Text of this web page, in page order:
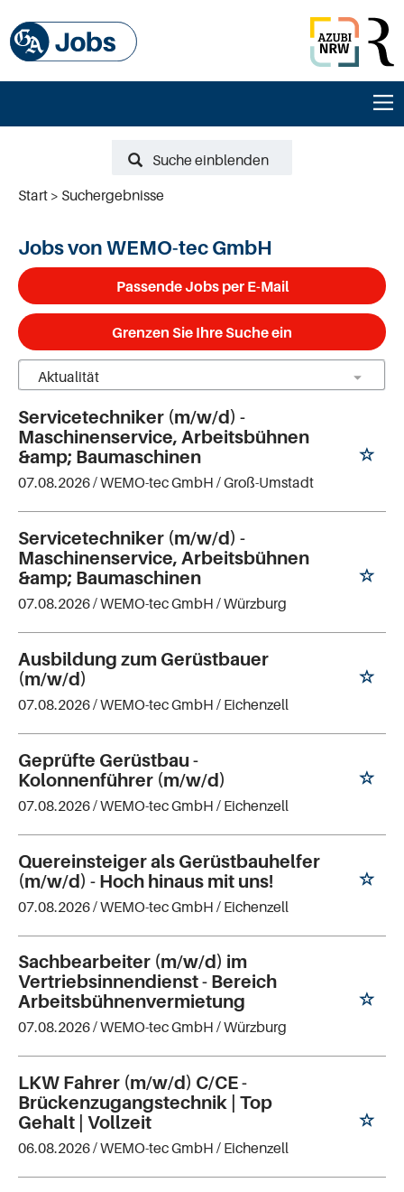
Suche einblenden
Start
Suchergebnisse
Jobs von WEMO-tec GmbH
Passende Jobs per E-Mail
Grenzen Sie Ihre Suche ein
Servicetechniker (m/w/d) -
Maschinenservice, Arbeitsbühnen
&amp; Baumaschinen
07.08.2026 /WEMO-tec GmbH / Groß-Umstadt
Servicetechniker (m/w/d) -
Maschinenservice, Arbeitsbühnen
&amp; Baumaschinen
07.08.2026 /WEMO-tec GmbH / Würzburg
Ausbildung zum Gerüstbauer
(m/w/d)
07.08.2026 /WEMO-tec GmbH / Eichenzell
Geprüfte Gerüstbau -
Kolonnenführer (m/w/d)
07.08.2026 /WEMO-tec GmbH / Eichenzell
Quereinsteiger als Gerüstbauhelfer
(m/w/d) - Hoch hinaus mit uns!
07.08.2026 /WEMO-tec GmbH / Eichenzell
Sachbearbeiter (m/w/d) im
Vertriebsinnendienst - Bereich
Arbeitsbühnenvermietung
07.08.2026 /WEMO-tec GmbH / Würzburg
LKW Fahrer (m/w/d) C/CE -
Brückenzugangstechnik | Top
Gehalt | Vollzeit
06.08.2026 /WEMO-tec GmbH / Eichenzell